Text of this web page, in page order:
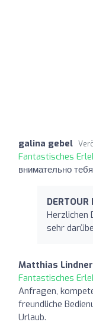
galina gebel
Fantastisches
внимательно
Herzlichen
sehr
Matthias Lindner
Fantastisches
Anfragen,
freundliche
Urlaub.